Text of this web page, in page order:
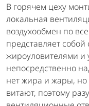
В горячем цеху
локальная
воздухообмен по
представляет
жироуловителями и
непосредственно
нет жира и жары,
витают, поэтому